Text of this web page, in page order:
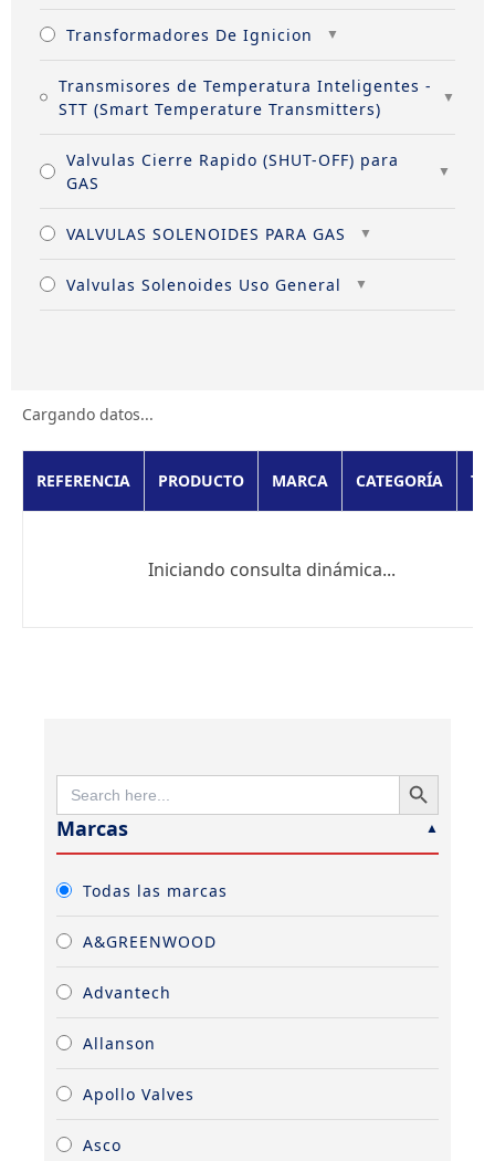
Transformadores De Ignicion
Transmisores de Temperatura Inteligentes -
STT (Smart Temperature Transmitters)
Valvulas Cierre Rapido (SHUT-OFF) para
GAS
VALVULAS SOLENOIDES PARA GAS
Valvulas Solenoides Uso General
Cargando datos...
REFERENCIA PRODUCTO MARCA CATEGORÍA
Iniciando consulta dinámica...
SEARCH
FOR:
SEARCH BUTTON
Marcas
Todas las marcas
A&GREENWOOD
Advantech
Allanson
Apollo Valves
Asco